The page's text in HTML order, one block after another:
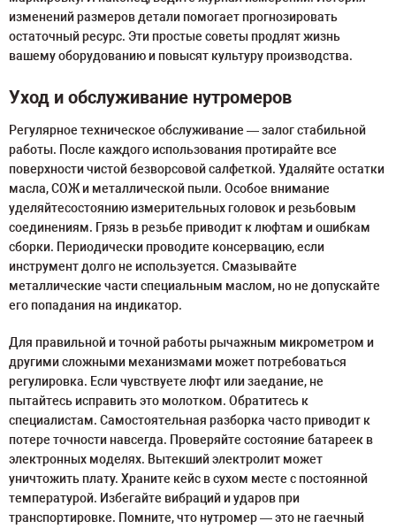
изменений размеров детали помогает прогнозировать
остаточный ресурс. Эти простые советы продлят жизнь
вашему оборудованию и повысят культуру производства.
Уход и обслуживание нутромеров
Регулярное техническое обслуживание — залог стабильной
работы. После каждого использования протирайте все
поверхности чистой безворсовой салфеткой. Удаляйте остатки
масла, СОЖ и металлической пыли. Особое внимание
уделяйтесостоянию измерительных головок и резьбовым
соединениям. Грязь в резьбе приводит к люфтам и ошибкам
сборки. Периодически проводите консервацию, если
инструмент долго не используется. Смазывайте
металлические части специальным маслом, но не допускайте
его попадания на индикатор.
Для правильной и точной работы рычажным микрометром и
другими сложными механизмами может потребоваться
регулировка. Если чувствуете люфт или заедание, не
пытайтесь исправить это молотком. Обратитесь к
специалистам. Самостоятельная разборка часто приводит к
потере точности навсегда. Проверяйте состояние батареек в
электронных моделях. Вытекший электролит может
уничтожить плату. Храните кейс в сухом месте с постоянной
температурой. Избегайте вибраций и ударов при
транспортировке. Помните, что нутромер — это не гаечный